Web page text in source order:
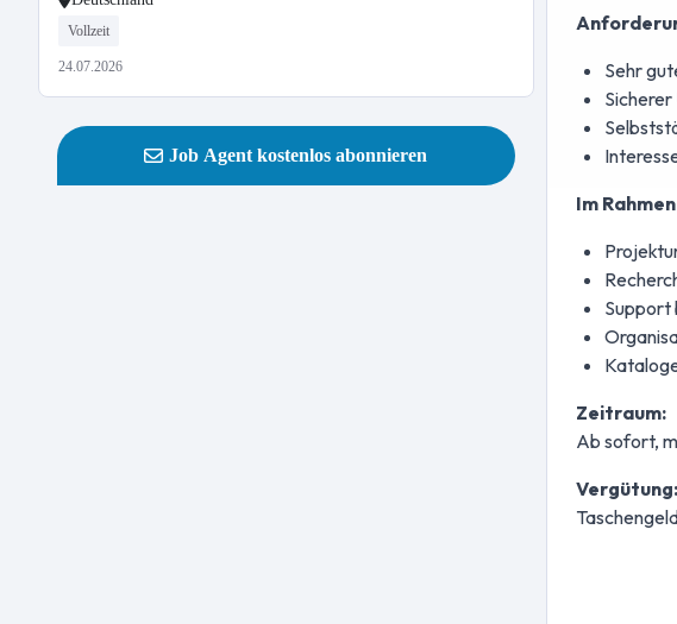
Vollzeit
24.07.2026
Job Agent kostenlos abonnieren